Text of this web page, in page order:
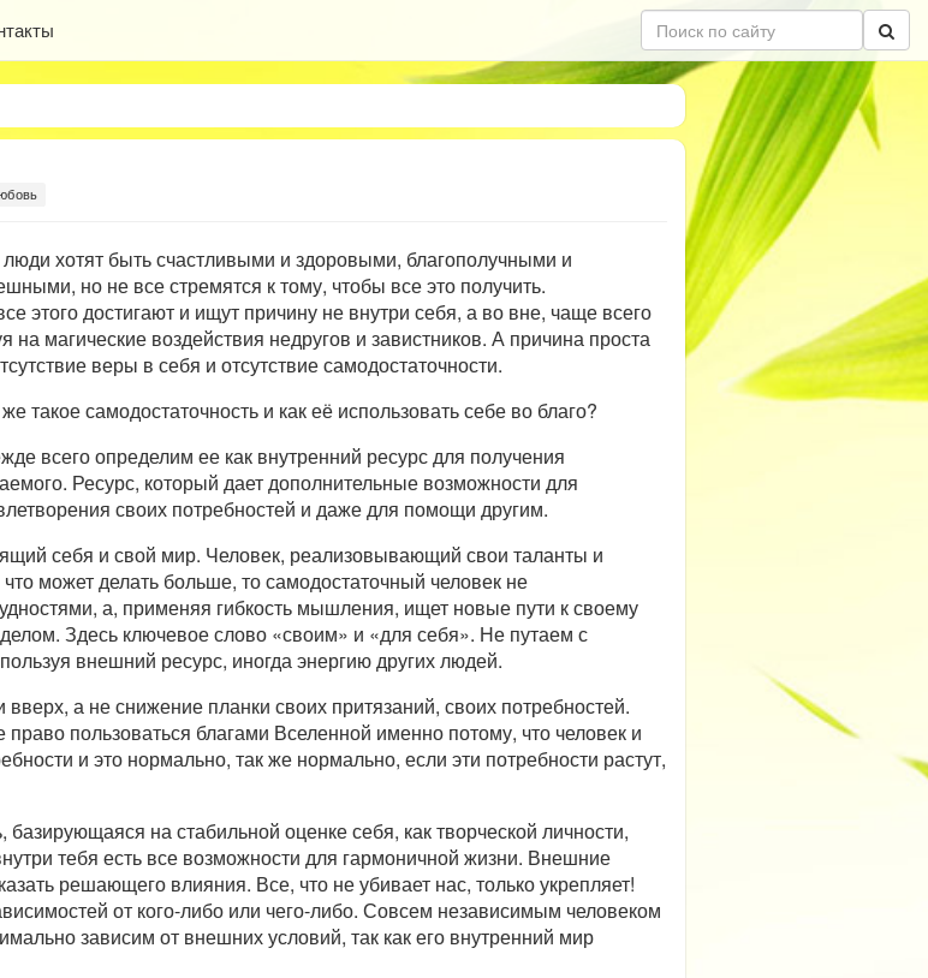
хотят быть счастливыми и здоровыми, благополучными и
но не все стремятся к тому, чтобы все это получить.
этого достигают и ищут причину не внутри себя, а во вне, чаще всего
на магические воздействия недругов и завистников. А причина проста
веры в себя и отсутствие самодостаточности.
такое самодостаточность и как её использовать себе во благо?
всего определим ее как внутренний ресурс для получения
Ресурс, который дает дополнительные возможности для
своих потребностей и даже для помощи другим.
себя и свой мир. Человек, реализовывающий свои таланты и
может делать больше, то самодостаточный человек не
а, применяя гибкость мышления, ищет новые пути к своему
Здесь ключевое слово «своим» и «для себя». Не путаем с
внешний ресурс, иногда энергию других людей.
а не снижение планки своих притязаний, своих потребностей.
пользоваться благами Вселенной именно потому, что человек и
и это нормально, так же нормально, если эти потребности растут,
на стабильной оценке себя, как творческой личности,
тебя есть все возможности для гармоничной жизни. Внешние
решающего влияния. Все, что не убивает нас, только укрепляет!
от кого-либо или чего-либо. Совсем независимым человеком
зависим от внешних условий, так как его внутренний мир